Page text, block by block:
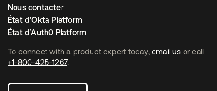
To connect with a product expert today, email us or call
+1-800-425-1267.
Nous contacter
État d’Okta Platform
État d’Auth0 Platform